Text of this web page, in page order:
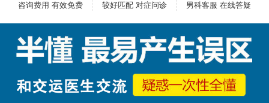
卡佛：
了，出血不多，还不错。
很满意，有检查报告单，也不用重新检查了，关键
咨询费用 有效免费 较好匹配 对症问诊 男科客服 在线答疑